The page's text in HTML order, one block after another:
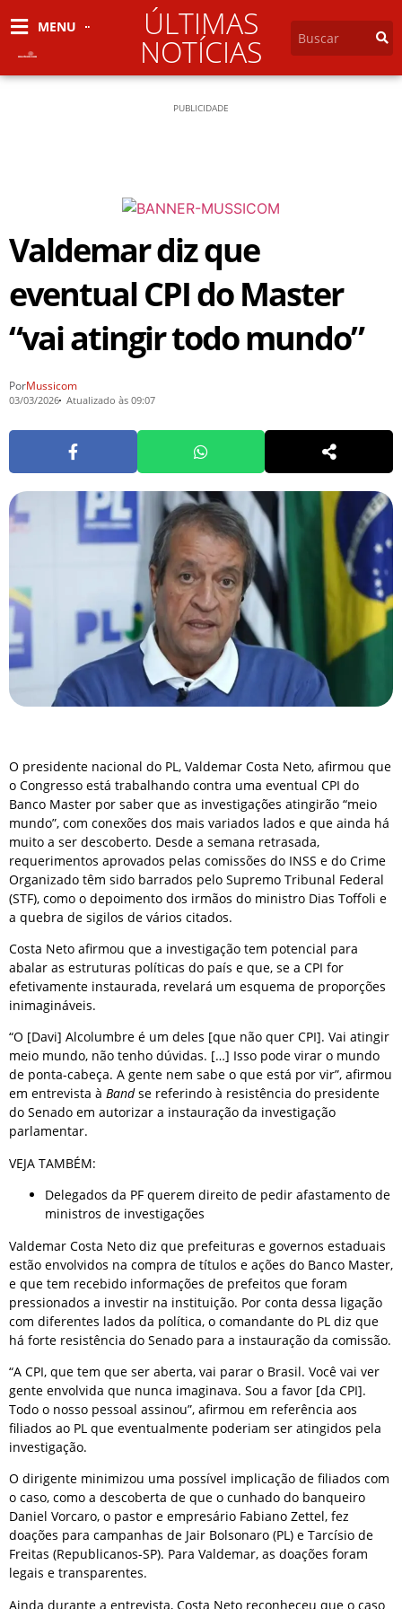
MENU ÚLTIMAS
NOTÍCIAS
PUBLICIDADE
Valdemar diz que
eventual CPI do Master
“vai atingir todo mundo”
PorMussicom
03/03/2026 Atualizado às 09:07
O presidente nacional do PL, Valdemar Costa Neto, afirmou que
o Congresso está trabalhando contra uma eventual CPI do
Banco Master por saber que as investigações atingirão “meio
mundo”, com conexões dos mais variados lados e que ainda há
muito a ser descoberto. Desde a semana retrasada,
requerimentos aprovados pelas comissões do INSS e do Crime
Organizado têm sido barrados pelo Supremo Tribunal Federal
(STF), como o depoimento dos irmãos do ministro Dias Toffoli e
a quebra de sigilos de vários citados.
Costa Neto afirmou que a investigação tem potencial para
abalar as estruturas políticas do país e que, se a CPI for
efetivamente instaurada, revelará um esquema de proporções
inimagináveis.
“O [Davi] Alcolumbre é um deles [que não quer CPI]. Vai atingir
meio mundo, não tenho dúvidas. […] Isso pode virar o mundo
de ponta-cabeça. A gente nem sabe o que está por vir”, afirmou
em entrevista à Bandse referindo à resistência do presidente
do Senado em autorizar a instauração da investigação
parlamentar.
VEJA TAMBÉM:
Delegados da PF querem direito de pedir afastamento de
ministros de investigações
Valdemar Costa Neto diz que prefeituras e governos estaduais
estão envolvidos na compra de títulos e ações do Banco Master,
e que tem recebido informações de prefeitos que foram
pressionados a investir na instituição. Por conta dessa ligação
com diferentes lados da política, o comandante do PL diz que
há forte resistência do Senado para a instauração da comissão.
“A CPI, que tem que ser aberta, vai parar o Brasil. Você vai ver
gente envolvida que nunca imaginava. Sou a favor [da CPI].
Todo o nosso pessoal assinou”, afirmou em referência aos
filiados ao PL que eventualmente poderiam ser atingidos pela
investigação.
O dirigente minimizou uma possível implicação de filiados com
o caso, como a descoberta de que o cunhado do banqueiro
Daniel Vorcaro, o pastor e empresário Fabiano Zettel, fez
doações para campanhas de Jair Bolsonaro (PL) e Tarcísio de
Freitas (Republicanos-SP). Para Valdemar, as doações foram
legais e transparentes.
Ainda durante a entrevista, Costa Neto reconheceu que o caso